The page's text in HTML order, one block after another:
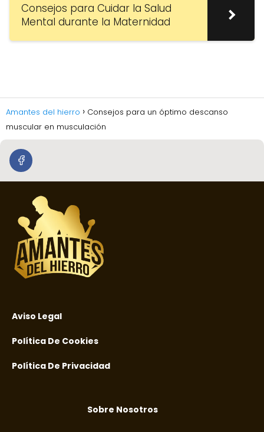
Consejos para Cuidar la Salud
Mental durante la Maternidad
Amantes del hierro
Consejos para un óptimo descanso
muscular en musculación
Aviso Legal
Política De Cookies
Política De Privacidad
Sobre Nosotros